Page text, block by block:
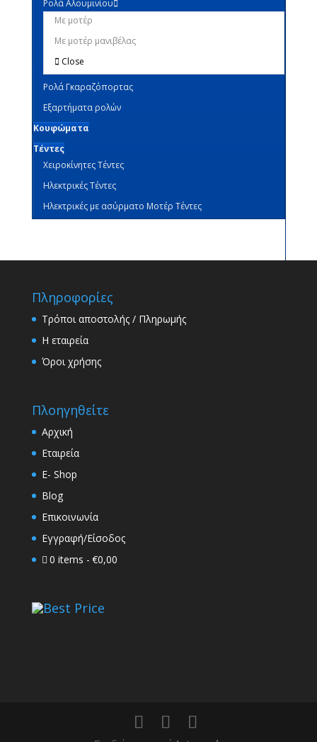
Ρολά Αλουμινίου
Με μοτέρ
Με μοτέρ μανιβέλας
Close
Ρολά Γκαραζόπορτας
Εξαρτήματα ρολών
Κουφώματα
Τέντες
Χειροκίνητες Τέντες
Ηλεκτρικές Τέντες
Ηλεκτρικές με ασύρματο Μοτέρ Τέντες
Πληροφορίες
Τρόποι αποστολής / Πληρωμής
Η εταιρεία
Όροι χρήσης
Πλοηγηθείτε
Αρχική
Εταιρεία
E- Shop
Blog
Επικοινωνία
Εγγραφή/Είσοδος
0 items
€0,00
Best Price